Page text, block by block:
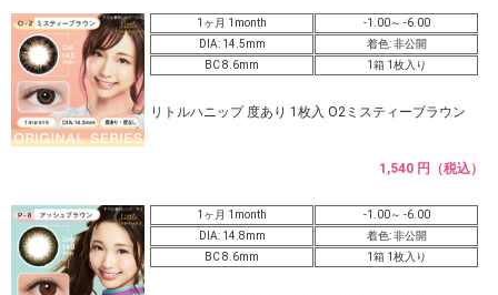
1ヶ月 1month
-1.00～ -6.00
DIA: 14.5mm
着色: 非公開
BC 8.6mm
1箱 1枚入り
リトルハニップ 度あり 1枚入 O2ミスティーブラウン
1,540 円（税込）
1ヶ月 1month
-1.00～ -6.00
DIA: 14.8mm
着色: 非公開
BC 8.6mm
1箱 1枚入り